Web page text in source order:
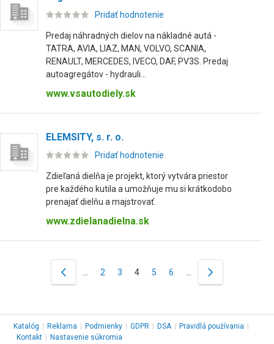
Pridať hodnotenie
Predaj náhradných dielov na nákladné autá -
TATRA, AVIA, LIAZ, MAN, VOLVO, SCANIA,
RENAULT, MERCEDES, IVECO, DAF, PV3S. Predaj
autoagregátov - hydrauli...
www.vsautodiely.sk
ELEMSITY, s. r. o.
Pridať hodnotenie
Zdieľaná dielňa je projekt, ktorý vytvára priestor
pre každého kutila a umožňuje mu si krátkodobo
prenajať dielňu a majstrovať.
www.zdielanadielna.sk
2 3 4 5 6
Katalóg Reklama Podmienky GDPR DSA Pravidlá používania
Kontakt
Nastavenie súkromia